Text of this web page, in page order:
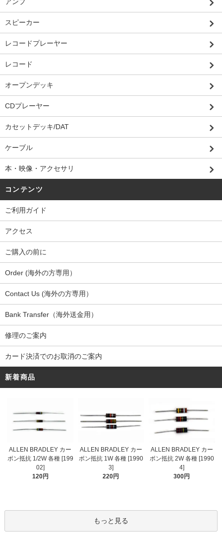
アンプ
スピーカー
レコードプレーヤー
レコード
オープンデッキ
CDプレーヤー
カセットデッキ/DAT
ケーブル
本・映像・アクセサリ
コンテンツ
ご利用ガイド
アクセス
ご購入の前に
Order (海外の方専用）
Contact Us (海外の方専用）
Bank Transfer（海外送金用）
修理のご案内
カード決済でのお取消のご案内
新着商品
ALLEN BRADLEY カー
ボン抵抗 1/2W 各種 [199
02]
120円
ALLEN BRADLEY カー
ボン抵抗 1W 各種 [1990
3]
220円
ALLEN BRADLEY カー
ボン抵抗 2W 各種 [1990
4]
300円
もっと見る